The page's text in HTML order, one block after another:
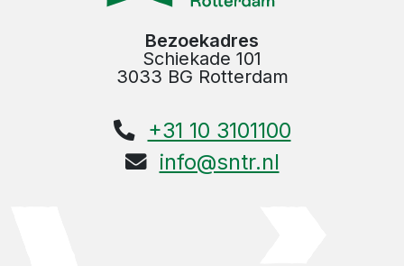
Bezoekadres
Schiekade 101
3033 BG Rotterdam
+31 10 3101100
info@sntr.nl